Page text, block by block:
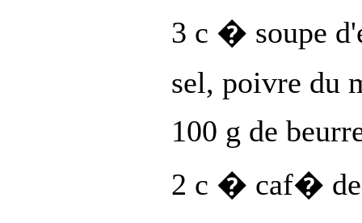
3 c � soupe
sel, poivre du
100 g de
2 c � caf� de